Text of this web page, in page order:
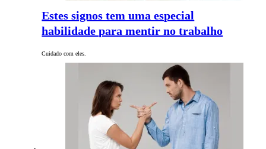
Estes signos tem uma especial
habilidade para mentir no trabalho
Cuidado com eles.